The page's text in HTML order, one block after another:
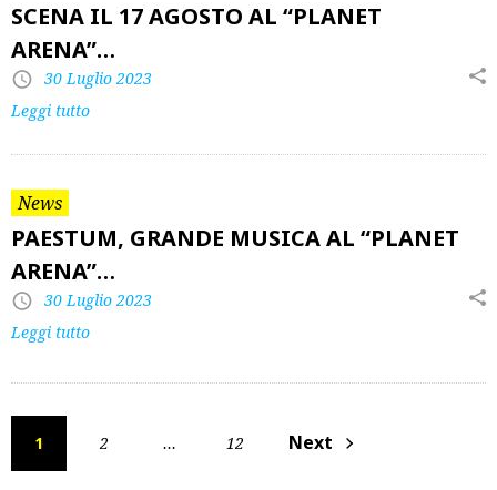
SCENA IL 17 AGOSTO AL “PLANET
ARENA”…
30 Luglio 2023
Leggi tutto
News
PAESTUM, GRANDE MUSICA AL “PLANET
ARENA”…
30 Luglio 2023
Leggi tutto
Paginazione
degli
1 2 … 12 Next